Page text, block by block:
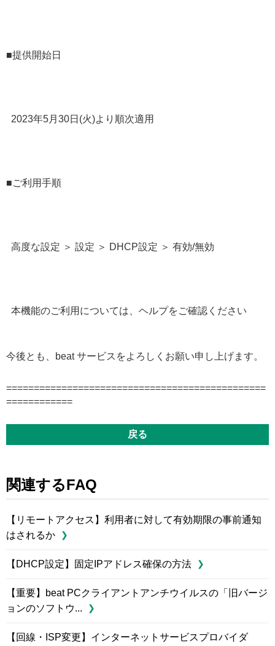
■提供開始日
2023年5月30日(火)より順次適用
■ご利用手順
高度な設定 ＞ 設定 ＞ DHCP設定 ＞ 有効/無効
本機能のご利用については、ヘルプをご確認ください
今後とも、beat サービスをよろしくお願い申し上げます。
===============================================
============
戻る
関連するFAQ
【リモートアクセス】利用者に対して有効期限の事前通知
はされるか
【DHCP設定】固定IPアドレス確保の方法
【重要】beat PCクライアントアンチウイルスの「旧バージ
ョンのソフトウ...
【回線・ISP変更】インターネットサービスプロバイダ